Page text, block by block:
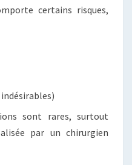
certains risques,
sont rares, surtout
par un chirurgien